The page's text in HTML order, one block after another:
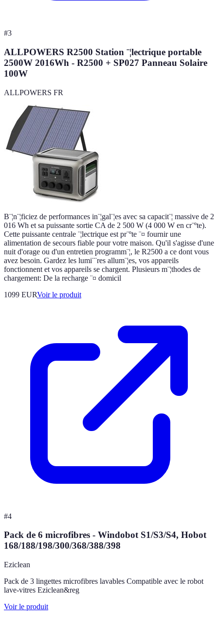
#3
ALLPOWERS R2500 Station ¨¦lectrique portable
2500W 2016Wh - R2500 + SP027 Panneau Solaire
100W
ALLPOWERS FR
B¨¦n¨¦ficiez de performances in¨¦gal¨¦es avec sa capacit¨¦ massive de 2
016 Wh et sa puissante sortie CA de 2 500 W (4 000 W en cr¨ºte).
Cette puissante centrale ¨¦lectrique est pr¨ºte ¨¤ fournir une
alimentation de secours fiable pour votre maison. Qu'il s'agisse d'une
nuit d'orage ou d'un entretien programm¨¦, le R2500 a ce dont vous
avez besoin. Gardez les lumi¨¨res allum¨¦es, vos appareils
fonctionnent et vos appareils se chargent. Plusieurs m¨¦thodes de
chargement: De la recharge ¨¤ domicil
1099 EURVoir le produit
#4
Pack de 6 microfibres - Windobot S1/S3/S4, Hobot
168/188/198/300/368/388/398
Eziclean
Pack de 3 lingettes microfibres lavables Compatible avec le robot
lave-vitres Eziclean&reg
Voir le produit